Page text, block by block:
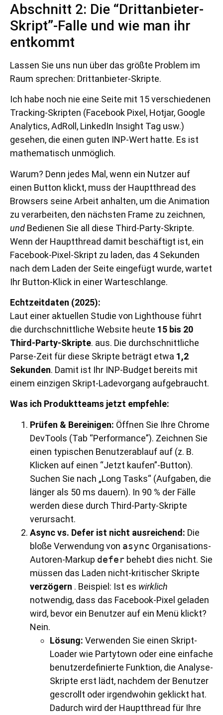
Abschnitt 2: Die “Drittanbieter-
Skript”-Falle und wie man ihr
entkommt
Lassen Sie uns nun über das größte Problem im
Raum sprechen: Drittanbieter-Skripte.
Ich habe noch nie eine Seite mit 15 verschiedenen
Tracking-Skripten (Facebook Pixel, Hotjar, Google
Analytics, AdRoll, LinkedIn Insight Tag usw.)
gesehen, die einen guten INP-Wert hatte. Es ist
mathematisch unmöglich.
Warum? Denn jedes Mal, wenn ein Nutzer auf
einen Button klickt, muss der Hauptthread des
Browsers seine Arbeit anhalten, um die Animation
zu verarbeiten, den nächsten Frame zu zeichnen,
und Bedienen Sie all diese Third-Party-Skripte.
Wenn der Hauptthread damit beschäftigt ist, ein
Facebook-Pixel-Skript zu laden, das 4 Sekunden
nach dem Laden der Seite eingefügt wurde, wartet
Ihr Button-Klick in einer Warteschlange.
Echtzeitdaten (2025):
Laut einer aktuellen Studie von Lighthouse führt
die durchschnittliche Website heute 15 bis 20
Third-Party-Skripte. aus. Die durchschnittliche
Parse-Zeit für diese Skripte beträgt etwa 1,2
Sekunden. Damit ist Ihr INP-Budget bereits mit
einem einzigen Skript-Ladevorgang aufgebraucht.
Was ich Produktteams jetzt empfehle:
Prüfen & Bereinigen: Öffnen Sie Ihre Chrome
DevTools (Tab “Performance”). Zeichnen Sie
einen typischen Benutzerablauf auf (z. B.
Klicken auf einen “Jetzt kaufen”-Button).
Suchen Sie nach „Long Tasks“ (Aufgaben, die
länger als 50 ms dauern). In 90 % der Fälle
werden diese durch Third-Party-Skripte
verursacht.
Async vs. Defer ist nicht ausreichend: Die
bloße Verwendung von async Organisations-
Autoren-Markup defer behebt dies nicht. Sie
müssen das Laden nicht-kritischer Skripte
verzögern . Beispiel: Ist es wirklich
notwendig, dass das Facebook-Pixel geladen
wird, bevor ein Benutzer auf ein Menü klickt?
Nein.
Lösung: Verwenden Sie einen Skript-
Loader wie Partytown oder eine einfache
benutzerdefinierte Funktion, die Analyse-
Skripte erst lädt, nachdem der Benutzer
gescrollt oder irgendwohin geklickt hat.
Dadurch wird der Hauptthread für Ihre